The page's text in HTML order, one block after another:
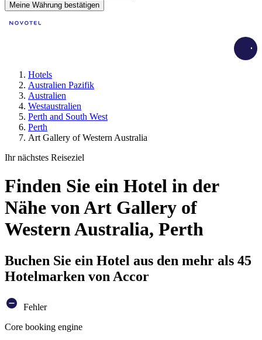
Meine Währung bestätigen
Hotels
Australien Pazifik
Australien
Westaustralien
Perth and South West
Perth
Art Gallery of Western Australia
Ihr nächstes Reiseziel
Finden Sie ein Hotel in der
Nähe von Art Gallery of
Western Australia, Perth
Buchen Sie ein Hotel aus den mehr als 45
Hotelmarken von Accor
Fehler
Core booking engine